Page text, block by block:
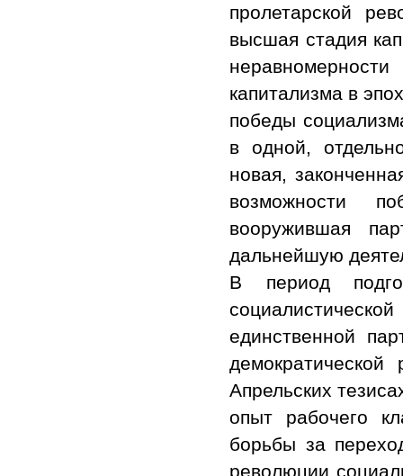
пролетарской
высшая стадия
капитализма в
победы
в одной,
новая,
возможности
вооружившая
дальнейшую
В период
единственной
Апрельских
опыт рабочего
борьбы за
революции